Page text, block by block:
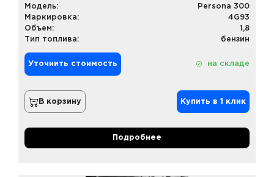
Модель:
Persona 300
Маркировка:
4G93
Объем:
1,8
Тип топлива:
бензин
Уточнить стоимость на складе
В корзину Купить в 1 клик
Подробнее